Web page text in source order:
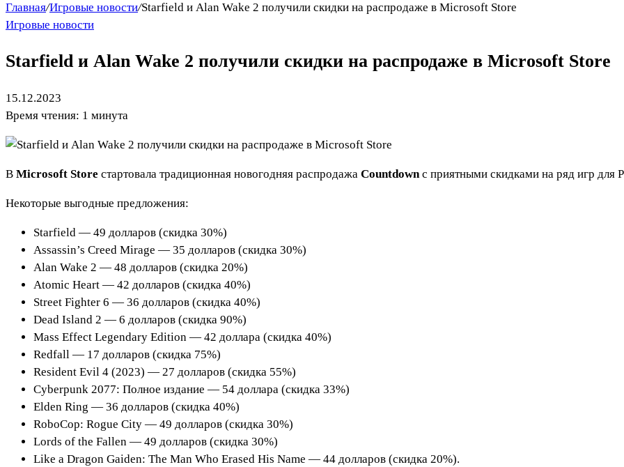
Главная/Игровые новости/Starfield и Alan Wake 2 получили скидки на распродаже в Microsoft Store
Игровые новости
Starfield и Alan Wake 2 получили скидки на распродаже в Microsoft Store
15.12.2023
Время чтения: 1 минута
В Microsoft Store стартовала традиционная новогодняя распродажа Countdownс приятными скидками на ряд игр для
Некоторые выгодные предложения:
Starfield — 49 долларов (скидка 30%)
Assassin’s Creed Mirage — 35 долларов (скидка 30%)
Alan Wake 2 — 48 долларов (скидка 20%)
Atomic Heart — 42 долларов (скидка 40%)
Street Fighter 6 — 36 долларов (скидка 40%)
Dead Island 2 — 6 долларов (скидка 90%)
Mass Effect Legendary Edition — 42 доллара (скидка 40%)
Redfall — 17 долларов (скидка 75%)
Resident Evil 4 (2023) — 27 долларов (скидка 55%)
Cyberpunk 2077: Полное издание — 54 доллара (скидка 33%)
Elden Ring — 36 долларов (скидка 40%)
RoboCop: Rogue City — 49 долларов (скидка 30%)
Lords of the Fallen — 49 долларов (скидка 30%)
Like a Dragon Gaiden: The Man Who Erased His Name — 44 долларов (скидка 20%).